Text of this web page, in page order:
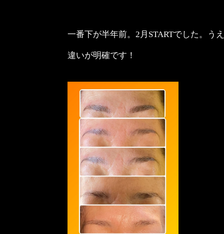
一番下が半年前。2月STARTでした。う
違いが明確です！